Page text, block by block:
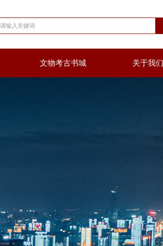
文物考古书城 关于我们